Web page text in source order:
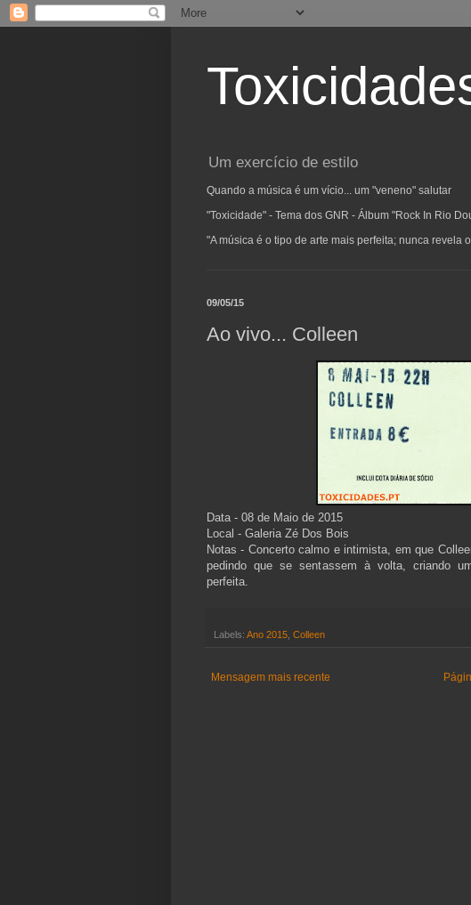
Um exercício de estilo
Quando a música é um vício... um "veneno" salutar
"Toxicidade" - Tema dos GNR - Álbum "Rock In Rio
"A música é o tipo de arte mais perfeita; nunca revela
09/05/15
Ao vivo... Colleen
Data - 08 de Maio de 2015
Local - Galeria Zé Dos Bois
Notas - Concerto calmo e intimista, em que
pedindo que se sentassem à volta, criando
perfeita.
Labels: Ano 2015 Colleen
Mensagem mais recente